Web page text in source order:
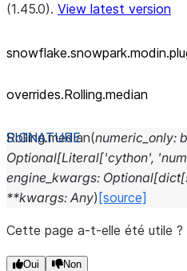
(1.45.0). View latest version
overrides.Rolling.median
Rolling.median(numeric_only:
Optional[Literal['cython',
engine_kwargs: Optional[dict[
**kwargs: Any) [source]
Cette page a-t-elle été utile ?
Oui Non